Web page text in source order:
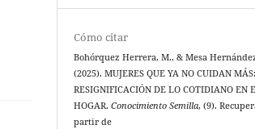
Cómo citar
Bohórquez Herrera, M., & Mesa
(2025). MUJERES QUE YA NO CUIDAN MÁS:
RESIGNIFICACIÓN DE LO COTIDIANO EN
HOGAR.Conocimiento Semilla, (9).
partir de